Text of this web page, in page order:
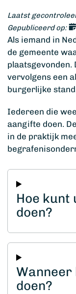
Laatst
Gepubliceerd op:
Als iemand in
de gemeente
plaatsgevonden.
vervolgens een
burgerlijke
Iedereen die
aangifte doen.
in de praktijk
Hoe kunt
doen?
doen?